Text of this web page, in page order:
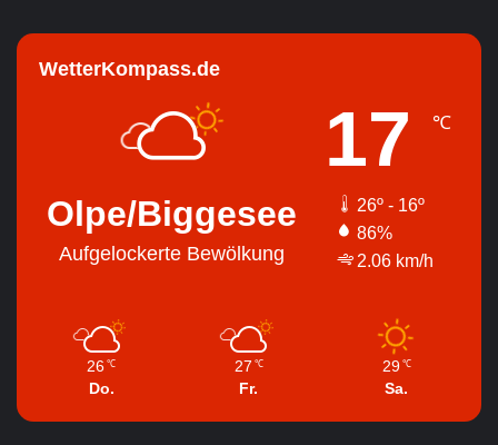
WetterKompass.de
Olpe/Biggesee
Aufgelockerte Bewölkung
17 ℃
26º - 16º
86%
2.06 km/h
26 ℃
Do.
27 ℃
Fr.
29 ℃
Sa.